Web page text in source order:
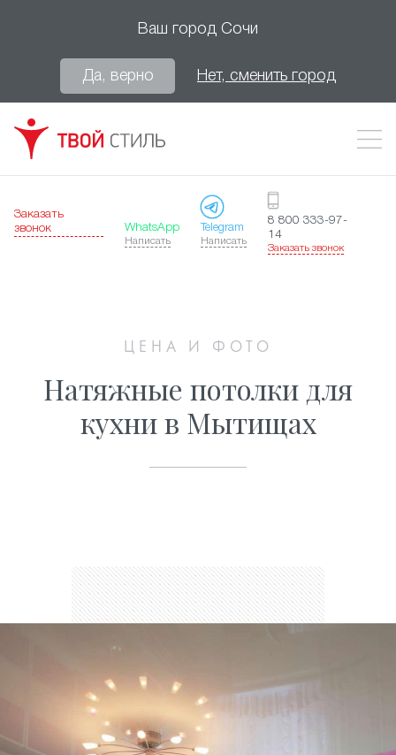
Ваш город Сочи
Да, верно Нет, сменить город
Заказать
звонок
WhatsApp
Написать
Telegram
Написать
8 800 333-97-
14
Заказать звонок
ЦЕНА И ФОТО
Натяжные потолки для
кухни в Мытищах